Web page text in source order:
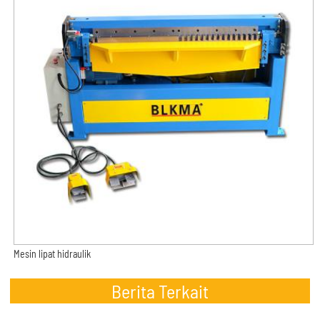
Mesin lipat hidraulik
Berita Terkait